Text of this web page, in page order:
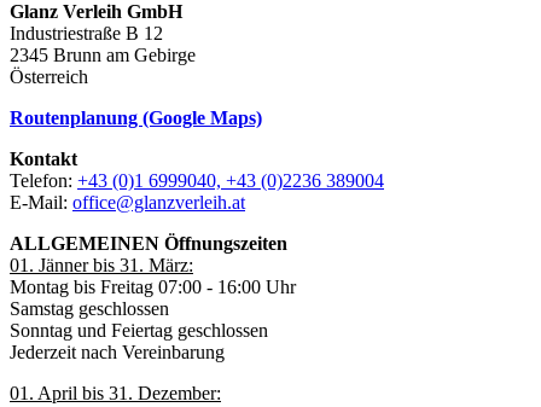
Glanz Verleih GmbH
Industriestraße B 12
2345 Brunn am Gebirge
Österreich
Routenplanung (Google Maps)
Kontakt
Telefon: +43 (0)1 6999040, +43 (0)2236 389004
E-Mail: office@glanzverleih.at
ALLGEMEINEN Öffnungszeiten
01. Jänner bis 31. März:
Montag bis Freitag 07:00 - 16:00 Uhr
Samstag geschlossen
Sonntag und Feiertag geschlossen
Jederzeit nach Vereinbarung
01. April bis 31. Dezember: